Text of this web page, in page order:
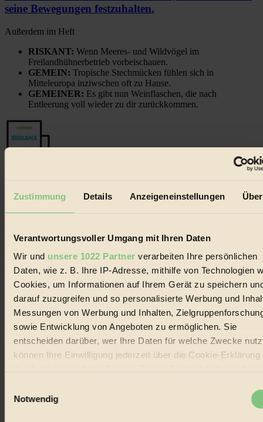
Zustimmung Details Anzeigeneinstellungen
Verantwortungsvoller Umgang mit Ihren Daten
Wir und unsere 1022 Partner verarbeiten Ihre persönlichen
Daten, wie z. B. Ihre IP-Adresse, mithilfe von Technologien
Cookies, um Informationen auf Ihrem Gerät zu speichern
darauf zuzugreifen und so personalisierte Werbung und
Messungen von Werbung und Inhalten,
sowie Entwicklung von Angeboten zu ermöglichen. Sie
entscheiden darüber, wer Ihre Daten für welche Zwecke
können Ihre Einwilligung jederzeit über die Cookie-Erklärung
Notwendig
seine Bewegungen festzuhalten.
Außerdem im Heft
RISKANT: Wenn Meeres- und Wildvögel im
Freilandhühnerbetrieb vorbeischauen.
GEMEIN: Tropische Stechmücken fühlen sich in
Mitteleuropa inziwschen oft zu Hause.
GEMEINER: Es gibt nun Weinflaschen, die nach
Entleerung voll wieder zu dir zurückkommen.
Erhalte in regelmäßigen Abständen die aktuellsten Artikel,
Gewinnspiele & Ausgaben übersichtlich aufbereitet vom
BIORAMA-Magazin per E-Mail.
© 2026 Biorama GmbH
Impressum & Disclaimer
Mediadaten
Biorama steht für einen nachhaltigen Lebensstil und bewussten
Lebenswandel. Es ist eine moderne Plattform für Ideen, Menschen